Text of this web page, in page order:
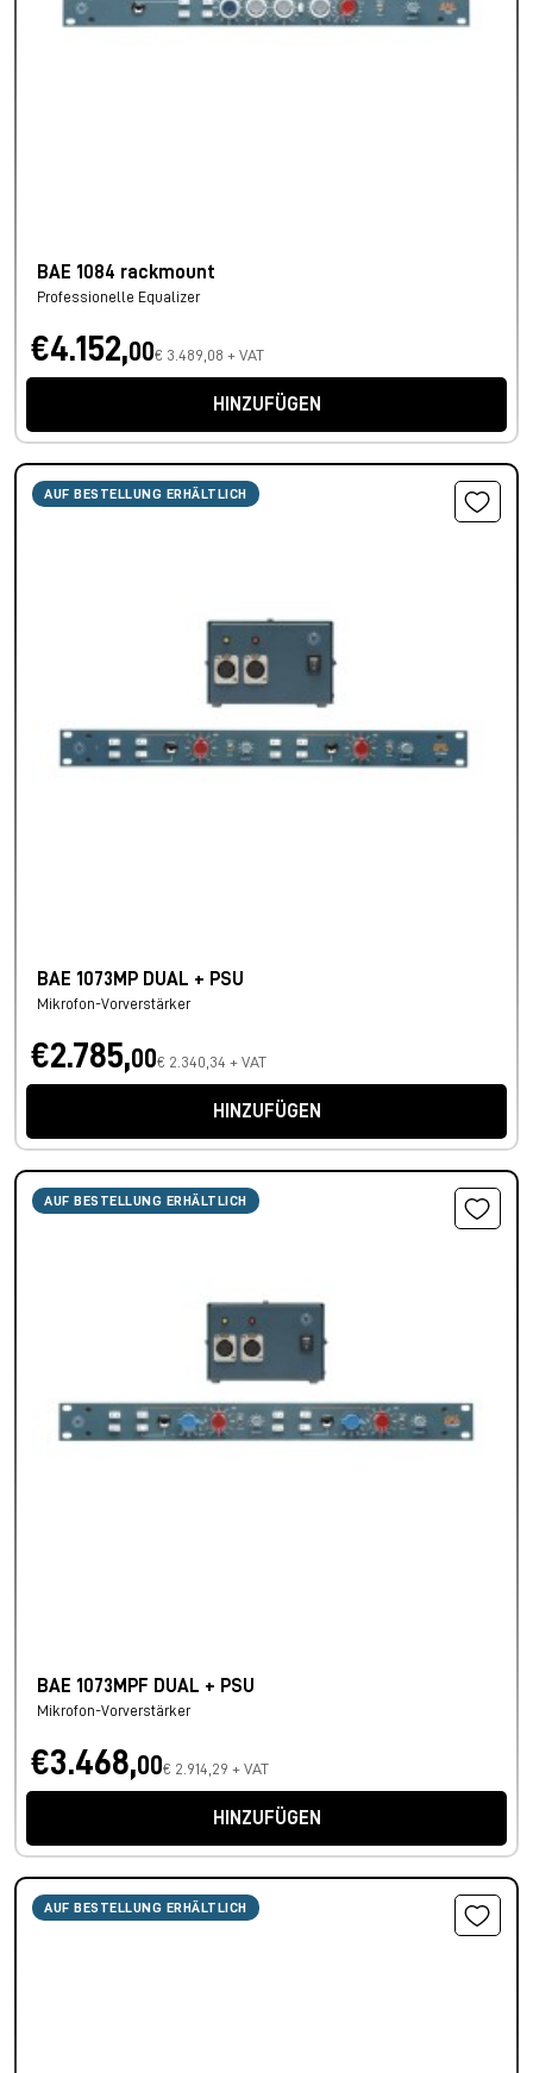
BAE 1084 rackmount
Professionelle Equalizer
€4.152,00€ 3.489,08 + VAT
HINZUFÜGEN
AUF BESTELLUNG ERHÄLTLICH
BAE 1073MP DUAL + PSU
Mikrofon-Vorverstärker
€2.785,00€ 2.340,34 + VAT
HINZUFÜGEN
AUF BESTELLUNG ERHÄLTLICH
BAE 1073MPF DUAL + PSU
Mikrofon-Vorverstärker
€3.468,00€ 2.914,29 + VAT
HINZUFÜGEN
AUF BESTELLUNG ERHÄLTLICH